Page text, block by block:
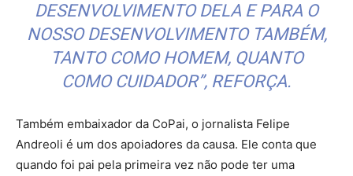
DESENVOLVIMENTO DELA E PARA O
NOSSO DESENVOLVIMENTO TAMBÉM,
TANTO COMO HOMEM, QUANTO
COMO CUIDADOR”, REFORÇA.
Também embaixador da CoPai, o jornalista Felipe
Andreoli é um dos apoiadores da causa. Ele conta que
quando foi pai pela primeira vez não pode ter uma